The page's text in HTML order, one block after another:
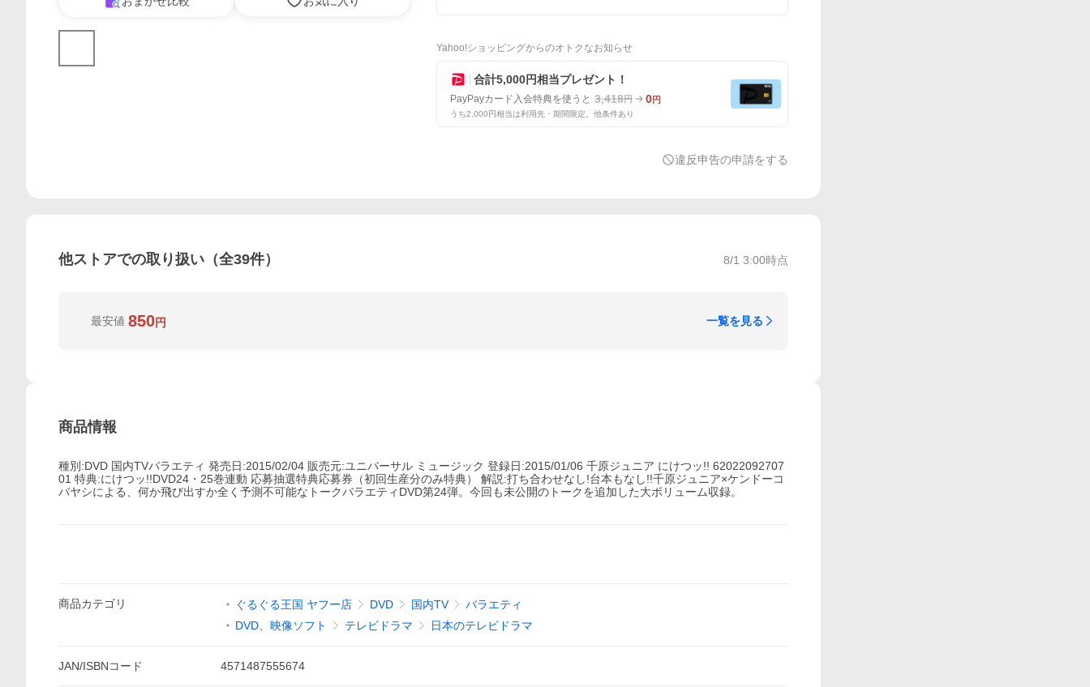
Yahoo!ショッピングからのオトクなお知らせ
合計5,000円相当プレゼント！
PayPayカード入会特典を使うと 3,418円 0円
うち2,000円相当は利用先・期間限定。他条件あり
違反申告の申請をする
他ストアでの取り扱い（全39件） 8/1 3:00時点
最安値 850円 一覧を見る
商品情報
種別:DVD 国内TVバラエティ 発売日:2015/02/04 販売元:ユニバーサル ミュージック 登録日:2015/01/06 千原ジュニア にけつッ!! 62022092707
01 特典:にけつッ!!DVD24・25巻連動 応募抽選特典応募券（初回生産分のみ特典） 解説:打ち合わせなし!台本もなし!!千原ジュニア×ケンドーコ
バヤシによる、何か飛び出すか全く予測不可能なトークバラエティDVD第24弾。今回も未公開のトークを追加した大ボリューム収録。
商品カテゴリ ぐるぐる王国 ヤフー店 DVD 国内TV
バラエティ
DVD、映像ソフト
テレビドラマ 日本のテレビドラマ
JAN/ISBNコード 4571487555674